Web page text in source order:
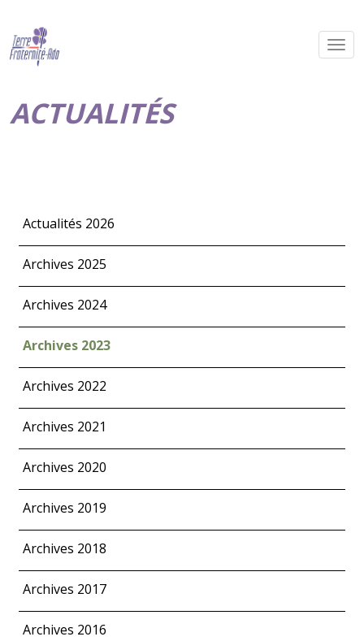
ACTUALITÉS
Actualités 2026
Archives 2025
Archives 2024
Archives 2023
Archives 2022
Archives 2021
Archives 2020
Archives 2019
Archives 2018
Archives 2017
Archives 2016